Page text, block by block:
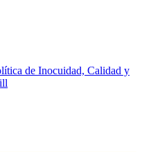
de Inocuidad, Calidad y